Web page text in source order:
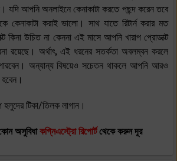
যদি আপনি অনলাইনে কেনাকাটা করতে পছন্দ করেন তবে
কেনাকাটা করাই ভালো। সাথ যাতে রিটার্ন করার মত
কিনা উচিত না কেননা এই মাসে আপনি খারাপ প্রোডাক্ট
রয়েছে। অর্থাৎ, এই ধরনের সতর্কতা অবলম্বন করলে
অন্যান্য বিষয়েও সচেতন থাকলে আপনি আরও
হলুদের টিকা/তিলক লাগান।
অসুবিধাকগ্নিএস্ট্রো রিপোর্টথেকে করুন দূর